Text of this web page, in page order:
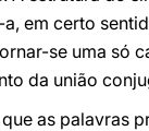
em certo
se uma só
da união
as palavras